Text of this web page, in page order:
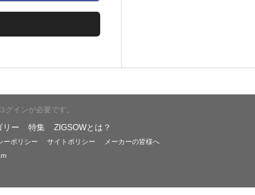
グインが必要です。
リー 特集 ZIGSOWとは？
ーポリシー サイトポリシー
メーカーの皆様へ